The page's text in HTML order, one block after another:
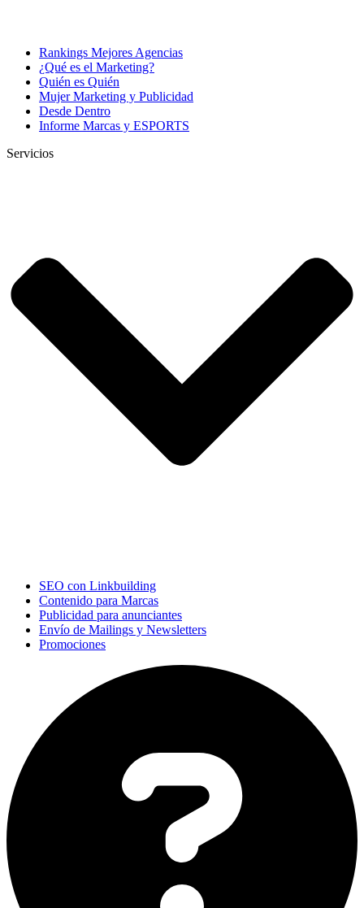
Rankings Mejores Agencias
¿Qué es el Marketing?
Quién es Quién
Mujer Marketing y Publicidad
Desde Dentro
Informe Marcas y ESPORTS
Servicios
SEO con Linkbuilding
Contenido para Marcas
Publicidad para anunciantes
Envío de Mailings y Newsletters
Promociones